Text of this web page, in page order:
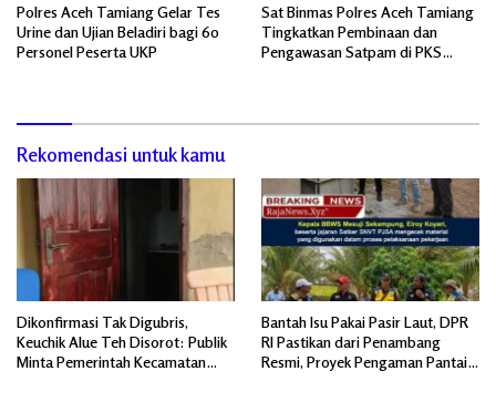
Polres Aceh Tamiang Gelar Tes
Urine dan Ujian Beladiri bagi 60
Personel Peserta UKP
Sat Binmas Polres Aceh Tamiang
Tingkatkan Pembinaan dan
Pengawasan Satpam di PKS
Rekomendasi untuk kamu
Dikonfirmasi Tak Digubris,
Keuchik Alue Teh Disorot: Publik
Minta Pemerintah Kecamatan
Bantah Isu Pakai Pasir Laut, DPR
RI Pastikan dari Penambang
Resmi, Proyek Pengaman Pantai